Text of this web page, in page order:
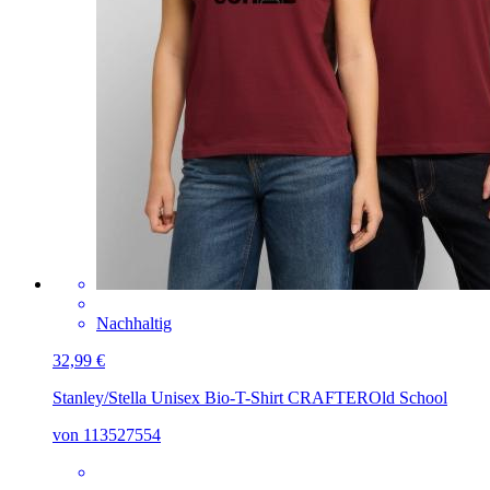
Nachhaltig
32,99 €
Stanley/Stella Unisex Bio-T-Shirt CRAFTEROld School
von 113527554